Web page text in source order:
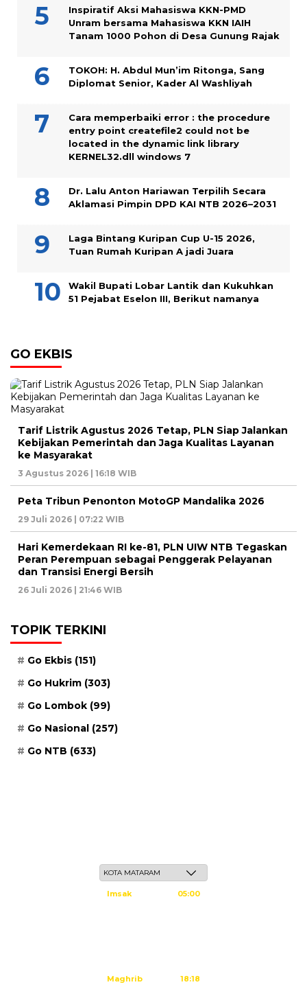
Inspiratif Aksi Mahasiswa KKN-PMD
Unram bersama Mahasiswa KKN IAIH
Tanam 1000 Pohon di Desa Gunung Rajak
TOKOH: H. Abdul Mun’im Ritonga, Sang
Diplomat Senior, Kader Al Washliyah
Cara memperbaiki error : the procedure
entry point createfile2 could not be
located in the dynamic link library
KERNEL32.dll windows 7
Dr. Lalu Anton Hariawan Terpilih Secara
Aklamasi Pimpin DPD KAI NTB 2026–2031
Laga Bintang Kuripan Cup U-15 2026,
Tuan Rumah Kuripan A jadi Juara
Wakil Bupati Lobar Lantik dan Kukuhkan
51 Pejabat Eselon III, Berikut namanya
GO EKBIS
Tarif Listrik Agustus 2026 Tetap, PLN Siap Jalankan
Kebijakan Pemerintah dan Jaga Kualitas Layanan
ke Masyarakat
3 Agustus 2026 | 16:18 WIB
Peta Tribun Penonton MotoGP Mandalika 2026
29 Juli 2026 | 07:22 WIB
Hari Kemerdekaan RI ke-81, PLN UIW NTB Tegaskan
Peran Perempuan sebagai Penggerak Pelayanan
dan Transisi Energi Bersih
26 Juli 2026 | 21:46 WIB
TOPIK TERKINI
Go Ekbis (151)
Go Hukrim (303)
Go Lombok (99)
Go Nasional (257)
Go NTB (633)
Imsak 05:00
Maghrib 18:18